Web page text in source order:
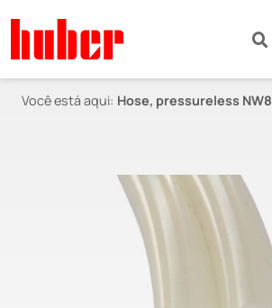
Você está aqui: Hose, pressureless NW8